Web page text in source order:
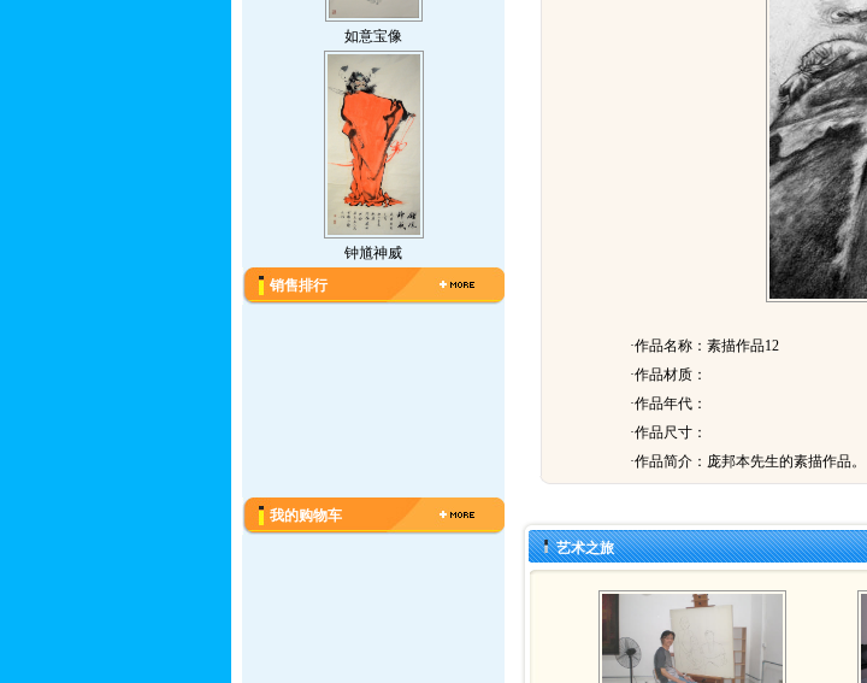
如意宝像
钟馗神威
销售排行
我的购物车
·作品名称：素描作品12
·作品材质：
·作品年代：
·作品尺寸：
·作品简介： 庞邦本先生的素描作品。
艺术之旅